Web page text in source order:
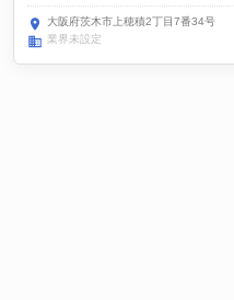
大阪府茨木市上穂積2丁目7番34号
業界未設定